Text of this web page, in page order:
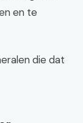
en te
die dat